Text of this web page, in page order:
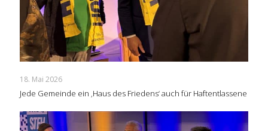
18. Mai 2026
Jede Gemeinde ein ‚Haus des Friedens‘ auch für Haftentlassene